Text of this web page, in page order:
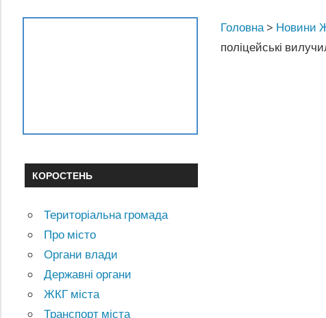
Головна > Новини
поліцейські
КОРОСТЕНЬ
Територіальна громада
Про місто
Органи влади
Державні органи
ЖКГ міста
Транспорт міста